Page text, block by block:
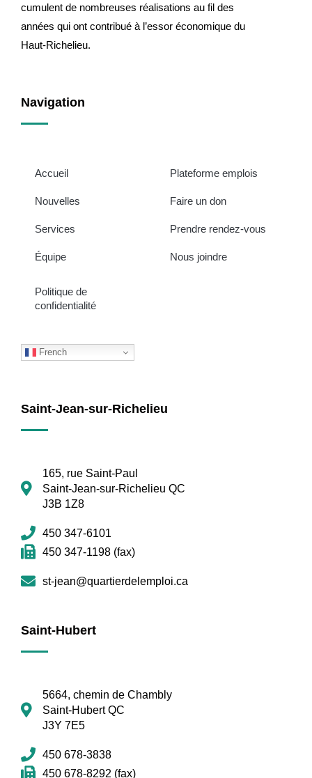
cumulent de nombreuses réalisations au fil des
années qui ont contribué à l’essor économique du
Haut-Richelieu.
Navigation
Accueil
Nouvelles
Services
Équipe
Plateforme emplois
Faire un don
Prendre rendez-vous
Nous joindre
Politique de
confidentialité
French
Saint-Jean-sur-Richelieu
165, rue Saint-Paul
Saint-Jean-sur-Richelieu QC
J3B 1Z8
450 347-6101
450 347-1198 (fax)
st-jean@quartierdelemploi.ca
Saint-Hubert
5664, chemin de Chambly
Saint-Hubert QC
J3Y 7E5
450 678-3838
450 678-8292 (fax)